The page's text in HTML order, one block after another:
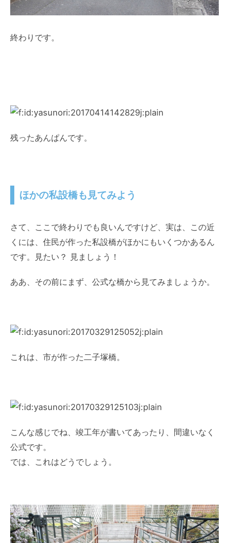
終わりです。
残ったあんぱんです。
ほかの私設橋も見てみよう
さて、ここで終わりでも良いんですけど、実は、この近
くには、住民が作った私設橋がほかにもいくつかあるん
です。見たい？ 見ましょう！
ああ、その前にまず、公式な橋から見てみましょうか。
これは、市が作った二子塚橋。
こんな感じでね、竣工年が書いてあったり、間違いなく
公式です。
では、これはどうでしょう。